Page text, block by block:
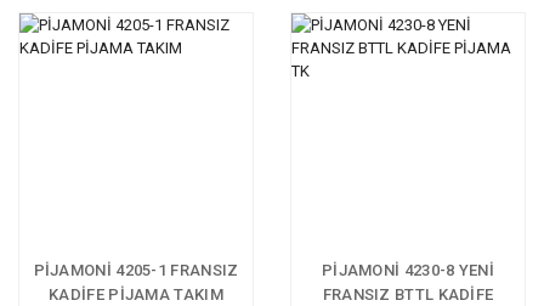
PİJAMONİ 4205-1 FRANSIZ
KADİFE PİJAMA TAKIM
PİJAMONİ 4230-8 YENİ
FRANSIZ BTTL KADİFE